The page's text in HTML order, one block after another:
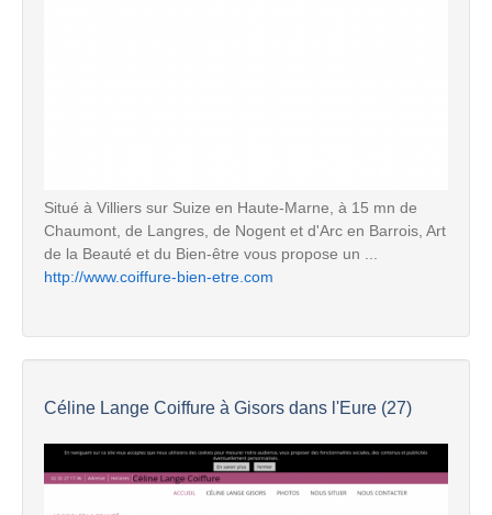
Situé à Villiers sur Suize en Haute-Marne, à 15 mn de
Chaumont, de Langres, de Nogent et d'Arc en Barrois, Art
de la Beauté et du Bien-être vous propose un ...
http://www.coiffure-bien-etre.com
Céline Lange Coiffure à Gisors dans l'Eure (27)